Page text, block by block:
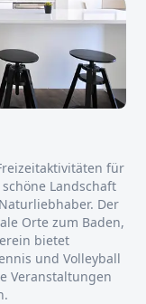
für
Landschaft
Der
Orte zum Baden,
bietet
und Volleyball
Veranstaltungen